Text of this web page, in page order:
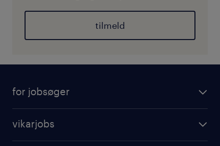
tilmeld
for jobsøger
vikarjobs